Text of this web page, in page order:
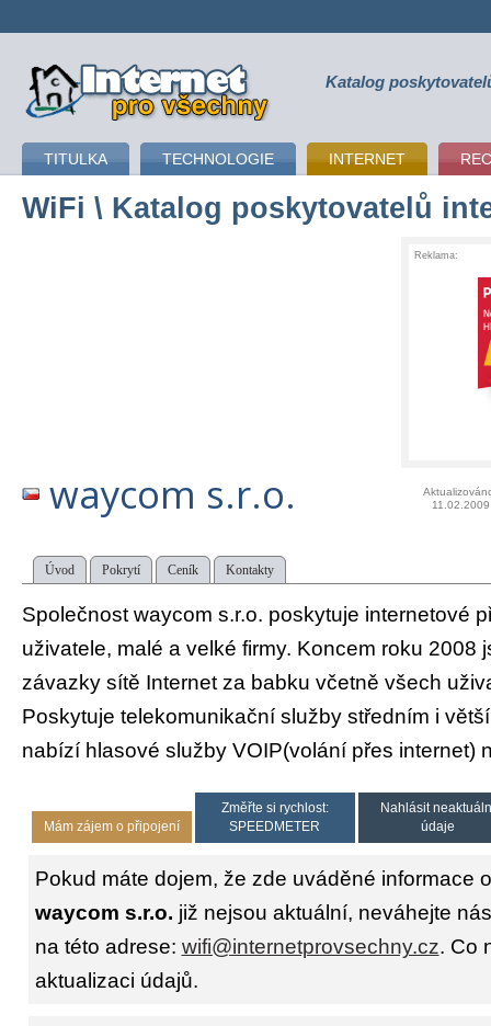
připojení k internetu Katalog
TITULKA TECHNOLOGIE INTERNET
WiFi \ Katalog poskytovatelů
Reklama:
waycom s.r.o.
11.02.2009
Úvod Pokrytí Ceník Kontakty
Společnost waycom s.r.o. poskytuje internetové
uživatele, malé a velké firmy. Koncem roku 2008
závazky sítě Internet za babku včetně všech
Poskytuje telekomunikační služby středním i
nabízí hlasové služby VOIP(volání přes internet)
Mám zájem o připojení
Změřte si rychlost:
SPEEDMETER
Nahlásit
údaje
Pokud máte dojem, že zde uváděné informace
waycom s.r.o. již nejsou aktuální, neváhejte
na této adrese: wifi@internetprovsechny.cz. Co
aktualizaci údajů.